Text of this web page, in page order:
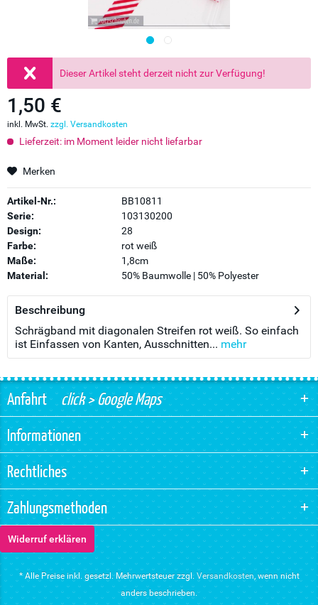
Dieser Artikel steht derzeit nicht zur Verfügung!
1,50 €
inkl. MwSt. zzgl. Versandkosten
Lieferzeit: im Moment leider nicht liefarbar
Merken
Artikel-Nr.:
BB10811
Serie:
103130200
Design:
28
Farbe:
rot weiß
Maße:
1,8cm
Material:
50% Baumwolle | 50% Polyester
Beschreibung
Schrägband mit diagonalen Streifen rot weiß. So einfach
ist Einfassen von Kanten, Ausschnitten... mehr
Anfahrtclick > Google Maps
Informationen
Rechtliches
Zahlungsmethoden
Widerruf erklären
* Alle Preise inkl. gesetzl. Mehrwertsteuer zzgl. Versandkosten, wenn nicht
anders beschrieben.